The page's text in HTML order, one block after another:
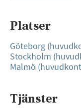
Platser
Göteborg
Stockholm
Malmö
Tjänster